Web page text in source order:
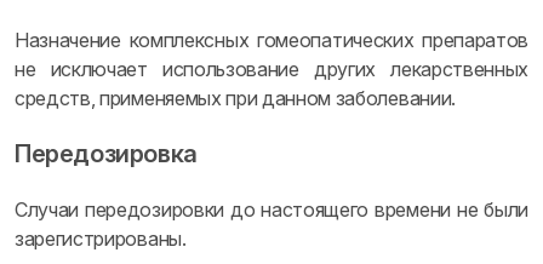
Назначение комплексных гомеопатических препаратов
не исключает использование других лекарственных
средств, применяемых при данном заболевании.
Передозировка
Случаи передозировки до настоящего времени не были
зарегистрированы.